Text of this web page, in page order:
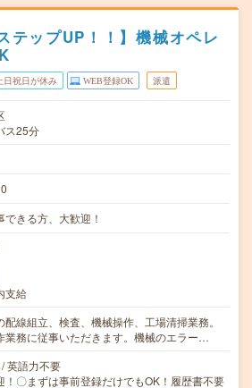
テップUP！！】機械オペレ
日祝日が休み WEB登録OK 派遣
ス25分
きる方、大歓迎！
支給
線組立、検査、機械操作、工場清掃業務。
業務に従事いただきます。機械のエラー…
英語力不要
〇まずは事前登録だけでもOK！履歴書不要